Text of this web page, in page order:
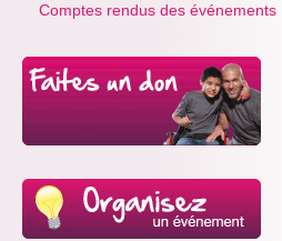
Comptes rendus des événements